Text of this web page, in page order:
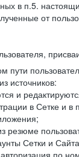
в п.5.
от
пути
источников:
и
в Сетке и в
резюме
Сетки и
по